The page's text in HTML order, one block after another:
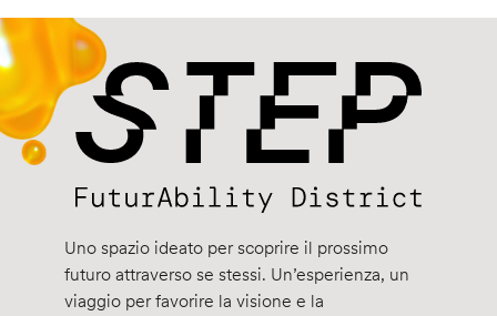
Uno spazio ideato per scoprire il prossimo
futuro attraverso se stessi. Un’esperienza, un
viaggio per favorire la visione e la